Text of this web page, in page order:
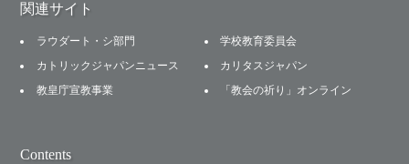
関連サイト
ラウダート・シ部門
学校教育委員会
カトリックジャパンニュース
カリタスジャパン
教皇庁宣教事業
「教会の祈り」オンライン
Contents